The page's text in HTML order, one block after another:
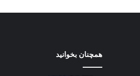
همچنان بخوانید